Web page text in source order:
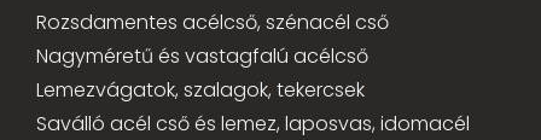
Rozsdamentes acélcső, szénacél cső
Nagyméretű és vastagfalú acélcső
Lemezvágatok, szalagok, tekercsek
Saválló acél cső és lemez, laposvas, idomacél